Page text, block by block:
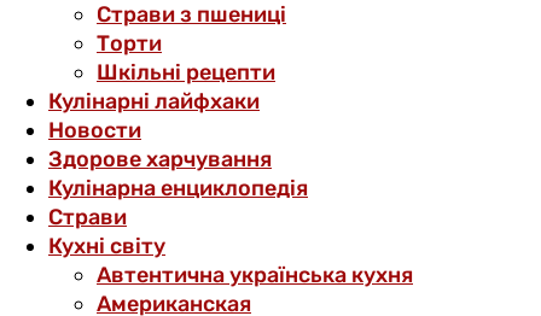
Страви з пшениці
Торти
Шкільні рецепти
Кулінарні лайфхаки
Новости
Здорове харчування
Кулінарна енциклопедія
Страви
Кухні світу
Автентична українська кухня
Американская